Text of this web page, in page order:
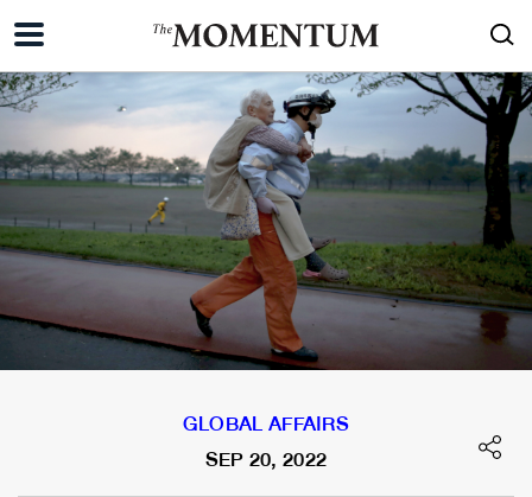
GLOBAL AFFAIRS
SEP 20, 2022